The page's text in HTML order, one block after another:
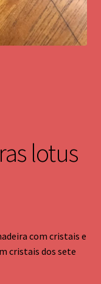
lotus
com cristais e
cristais dos sete